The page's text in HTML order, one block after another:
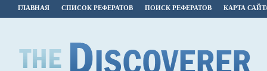
ГЛАВНАЯ СПИСОК РЕФЕРАТОВ ПОИСК РЕФЕРАТОВ КАРТА